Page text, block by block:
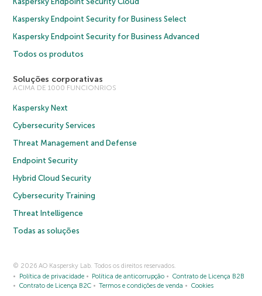
Kaspersky Endpoint Security for Business Select
Kaspersky Endpoint Security for Business Advanced
Todos os produtos
Soluções corporativas
ACIMA DE 1000 FUNCIONRIOS
Kaspersky Next
Cybersecurity Services
Threat Management and Defense
Endpoint Security
Hybrid Cloud Security
Cybersecurity Training
Threat Intelligence
Todas as soluções
© 2026 AO Kaspersky Lab. Todos os direitos reservados.
Política de privacidade
Política de anticorrupção
Contrato de Licença B2B
Contrato de Licença B2C
Termos e condições de venda Cookies